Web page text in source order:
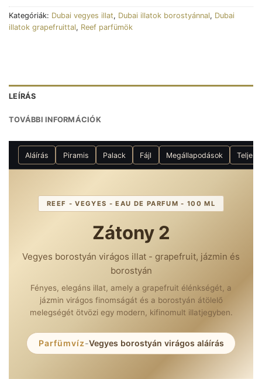
Kategóriák: Dubai vegyes illat, Dubai illatok borostyánnal, Dubai
illatok grapefruittal, Reef parfümök
LEÍRÁS
TOVÁBBI INFORMÁCIÓK
Aláírás Piramis Palack Fájl Megállapodások
REEF - VEGYES - EAU DE PARFUM - 100 ML
Zátony 2
Vegyes borostyán virágos illat - grapefruit, jázmin és
borostyán
Fényes, elegáns illat, amely a grapefruit élénkségét, a
jázmin virágos finomságát és a borostyán átölelő
melegségét ötvözi egy modern, kifinomult illatjegyben.
Parfümvíz-Vegyes borostyán virágos aláírás